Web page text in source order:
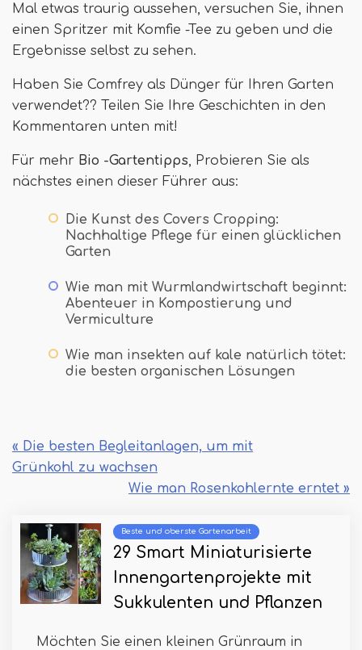
Mal etwas traurig aussehen, versuchen Sie, ihnen
einen Spritzer mit Komfie -Tee zu geben und die
Ergebnisse selbst zu sehen.
Haben Sie Comfrey als Dünger für Ihren Garten
verwendet?? Teilen Sie Ihre Geschichten in den
Kommentaren unten mit!
Für mehr Bio -Gartentipps, Probieren Sie als
nächstes einen dieser Führer aus:
Die Kunst des Covers Cropping:
Nachhaltige Pflege für einen glücklichen
Garten
Wie man mit Wurmlandwirtschaft beginnt:
Abenteuer in Kompostierung und
Vermiculture
Wie man insekten auf kale natürlich tötet:
die besten organischen Lösungen
« Die besten Begleitanlagen, um mit
Grünkohl zu wachsen
Wie man Rosenkohlernte erntet »
Beste und oberste Gartenarbeit
29 Smart Miniaturisierte
Innengartenprojekte mit
Sukkulenten und Pflanzen
Möchten Sie einen kleinen Grünraum in